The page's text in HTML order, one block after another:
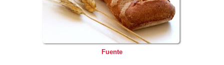
Fuente